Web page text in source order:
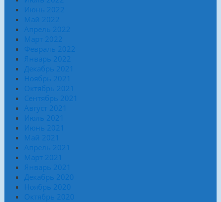
Июнь 2022
Май 2022
Апрель 2022
Март 2022
Февраль 2022
Январь 2022
Декабрь 2021
Ноябрь 2021
Октябрь 2021
Сентябрь 2021
Август 2021
Июль 2021
Июнь 2021
Май 2021
Апрель 2021
Март 2021
Январь 2021
Декабрь 2020
Ноябрь 2020
Октябрь 2020